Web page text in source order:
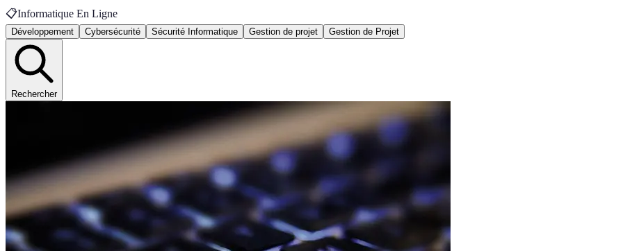
📋Informatique En Ligne
Développement Cybersécurité Sécurité Informatique Gestion de projet Gestion de Projet
Rechercher